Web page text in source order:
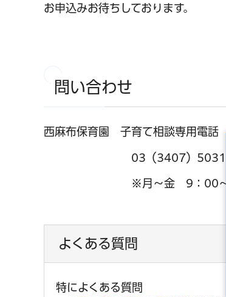
お申込みお待ちしております。
問い合わせ
西麻布保育園 子育て相談専用電話
03（3407）
※月～金 9：00～
よくある質問
特によくある質問